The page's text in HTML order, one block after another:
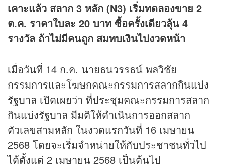
เคาะแล้ว สลาก 3 หลัก (N3) เริ่มทดลองขาย 2
ต.ค. ราคาใบละ 20 บาท ซื้อครั้งเดียวลุ้น 4
รางวัล ถ้าไม่มีคนถูก สมทบเงินไปงวดหน้า
เมื่อวันที่ 14 ก.ค. นายธนวรรธน์ พลวิชัย
กรรมการและโฆษกคณะกรรมการสลากกินแบ่ง
รัฐบาล เปิดเผยว่า ที่ประชุมคณะกรรมการสลาก
กินแบ่งรัฐบาล มีมติให้ดำเนินการออกสลาก
ตัวเลขสามหลัก ในงวดแรกวันที่ 16 เมษายน
2568 โดยจะเริ่มจำหน่ายให้กับประชาชนทั่วไป
ได้ตั้งแต่ 2 เมษายน 2568 เป็นต้นไป